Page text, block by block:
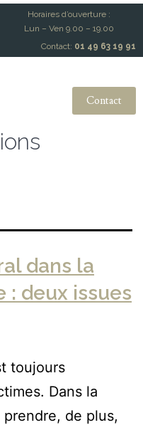
Horaires d’ouverture :
Lun – Ven 9.00 – 19.00
Contact: 01 49 63 19 91
Contact
dans la
deux issues
toujours
Dans la
de plus,